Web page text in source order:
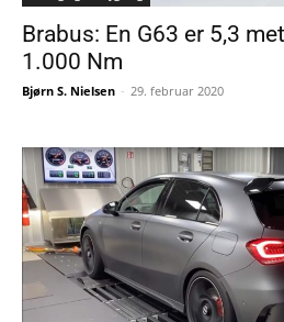
Brabus: En G63 er 5,3
1.000 Nm
Bjørn S. Nielsen - 29. februar 2020